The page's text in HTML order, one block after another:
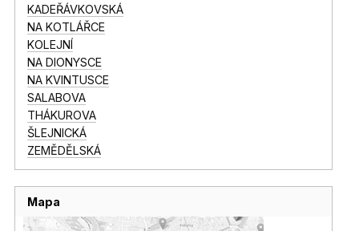
KADEŘÁVKOVSKÁ
NA KOTLÁŘCE
KOLEJNÍ
NA DIONYSCE
NA KVINTUSCE
SALABOVA
THÁKUROVA
ŠLEJNICKÁ
ZEMĚDĚLSKÁ
Mapa